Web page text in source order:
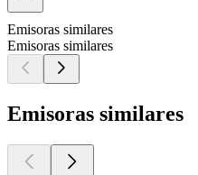
Emisoras similares
Emisoras similares
Emisoras similares